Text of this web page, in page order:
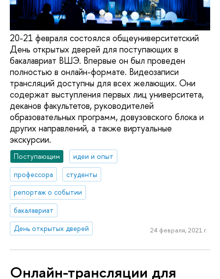
20-21 февраля состоялся общеуниверситетский
День открытых дверей для поступающих в
бакалавриат ВШЭ. Впервые он был проведен
полностью в онлайн-формате. Видеозаписи
трансляций доступны для всех желающих. Они
содержат выступления первых лиц университета,
деканов факультетов, руководителей
образовательных программ, довузовского блока и
других направлений, а также виртуальные
экскурсии.
Поступающим
идеи и опыт
профессора
студенты
репортаж о событии
бакалавриат
День открытых дверей
24 февраля, 2021 г.
Онлайн-трансляции для